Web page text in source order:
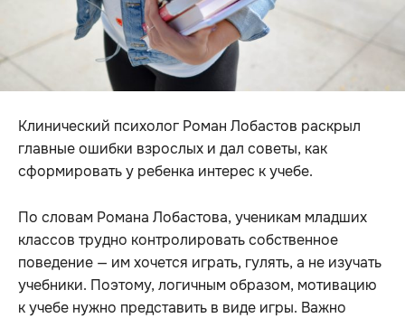
Клинический психолог Роман Лобастов раскрыл
главные ошибки взрослых и дал советы, как
сформировать у ребенка интерес к учебе.
По словам Романа Лобастова, ученикам младших
классов трудно контролировать собственное
поведение — им хочется играть, гулять, а не изучать
учебники. Поэтому, логичным образом, мотивацию
к учебе нужно представить в виде игры. Важно